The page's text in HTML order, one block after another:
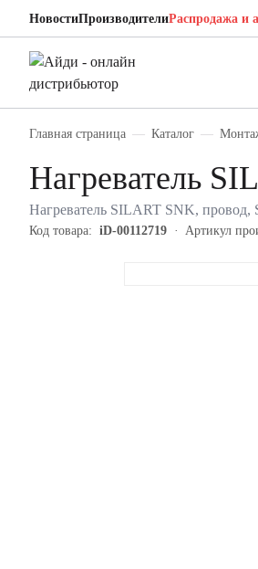
НовостиПроизводителиРаспродажа и
Главная страница Каталог
Нагреватель
Нагреватель SILART SNK, провод,
Код товара: iD-00112719 Артикул
SILART SNK-T020-00L
Нагреватель